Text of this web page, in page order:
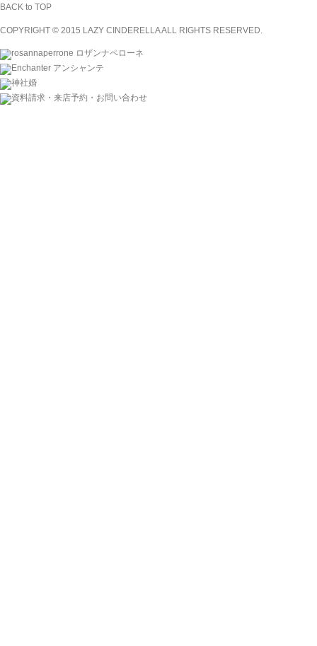
BACK to TOP
COPYRIGHT © 2015 LAZY CINDERELLA ALL RIGHTS RESERVED.